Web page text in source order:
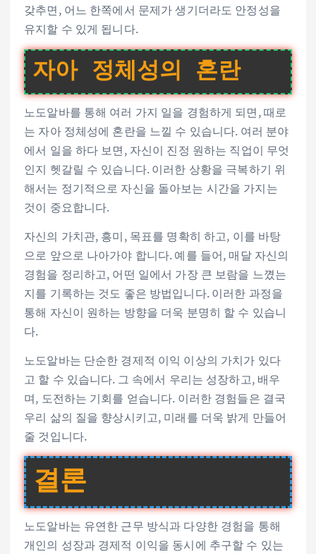
갖추면, 어느 한쪽에서 문제가 생기더라도 안정성을
유지할 수 있게 됩니다.
자아 정체성의 혼란
노도알바를 통해 여러 가지 일을 경험하게 되면, 때로
는 자아 정체성에 혼란을 느낄 수 있습니다. 여러 분야
에서 일을 하다 보면, 자신이 진정 원하는 직업이 무엇
인지 헷갈릴 수 있습니다. 이러한 상황을 극복하기 위
해서는 정기적으로 자신을 돌아보는 시간을 가지는
것이 중요합니다.
자신의 가치관, 흥미, 목표를 명확히 하고, 이를 바탕
으로 앞으로 나아가야 합니다. 예를 들어, 매달 자신의
경험을 정리하고, 어떤 일에서 가장 큰 보람을 느꼈는
지를 기록하는 것도 좋은 방법입니다. 이러한 과정을
통해 자신이 원하는 방향을 더욱 분명히 할 수 있습니
다.
노도알바는 단순한 경제적 이익 이상의 가치가 있다
고 할 수 있습니다. 그 속에서 우리는 성장하고, 배우
며, 도전하는 기회를 얻습니다. 이러한 경험들은 결국
우리 삶의 질을 향상시키고, 미래를 더욱 밝게 만들어
줄 것입니다.
결론
노도알바는 유연한 근무 방식과 다양한 경험을 통해
개인의 성장과 경제적 이익을 동시에 추구할 수 있는